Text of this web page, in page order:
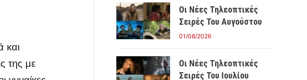
και
της με
Οι Νέες Τηλεοπτικές
Σειρές Του Αυγούστου
01/08/2026
Οι Νέες Τηλεοπτικές
Σειρές Του Ιουλίου